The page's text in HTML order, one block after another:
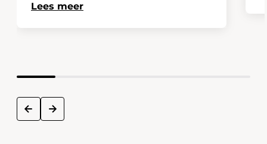
Lees meer
prev next